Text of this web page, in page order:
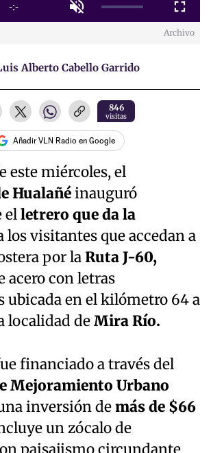
Unmute
Duration
-:- Fullscreen
Archivo
Alberto Cabello Garrido
846
visitas
Añadir VLN Radio en Google
este miércoles, el
Hualañéinauguró
elletrero que da la
los visitantes que accedan a
por laRuta J-60,
acero con letras
ubicada en el kilómetro 64 a
localidad deMira Río.
financiado a través del
Mejoramiento Urbano
inversión demás de $66
un zócalo de